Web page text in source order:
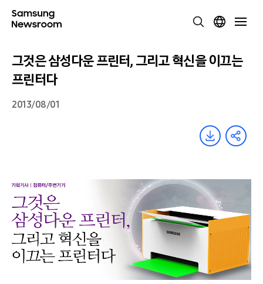
그것은 삼성다운 프린터, 그리고 혁신을 이끄는
프린터다
2013/08/01